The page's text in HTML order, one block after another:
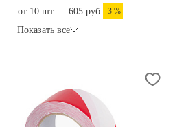
от 10 шт — 605 руб. -3 %
Показать все